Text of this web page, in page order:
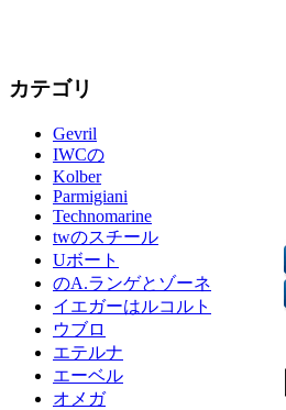
カテゴリ
Gevril
IWCの
Kolber
Parmigiani
Technomarine
twのスチール
Uボート
のA.ランゲとゾーネ
イエガーはルコルト
ウブロ
エテルナ
エーベル
オメガ